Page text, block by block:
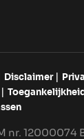
Disclaimer
nr. 12000074